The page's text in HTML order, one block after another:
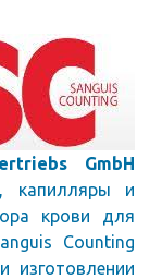
GmbH
капилляры и
крови для
Counting
изготовлении